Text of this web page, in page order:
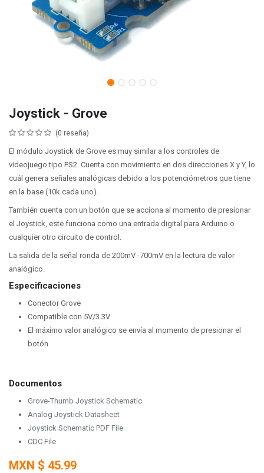
Joystick - Grove
(0 reseña)
El módulo Joystick de Grove es muy similar a los controles de
videojuego tipo PS2. Cuenta con movimiento en dos direcciones X y Y, lo
cuál genera señales analógicas debido a los potenciómetros que tiene
en la base (10k cada uno).
También cuenta con un botón que se acciona al momento de presionar
el Joystick, este funciona como una entrada digital para Arduino o
cualquier otro circuito de control.
La salida de la señal ronda de 200mV -700mV en la lectura de valor
analógico.
Especificaciones
Conector Grove
Compatible con 5V/3.3V
El máximo valor analógico se envía al momento de presionar el
botón
Documentos
Grove-Thumb Joystick Schematic
Analog Joystick Datasheet
Joystick Schematic PDF File
CDC File
MXN $ 45.99